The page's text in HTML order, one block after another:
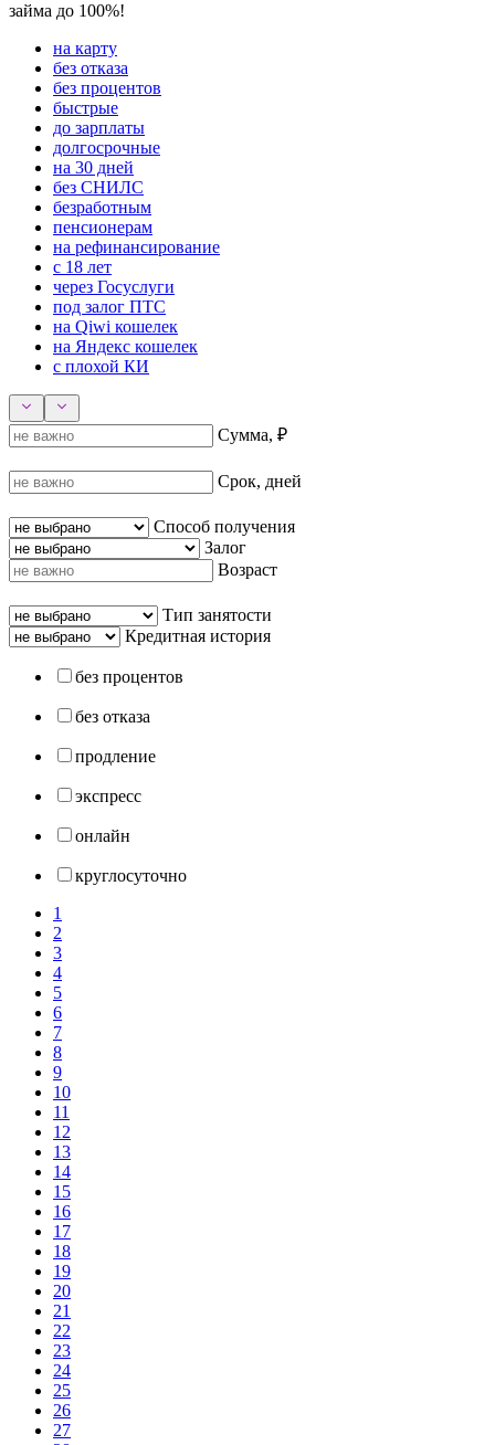
займа до 100%!
на карту
без отказа
без процентов
быстрые
до зарплаты
долгосрочные
на 30 дней
без СНИЛС
безработным
пенсионерам
на рефинансирование
с 18 лет
через Госуслуги
под залог ПТС
на Qiwi кошелек
на Яндекс кошелек
с плохой КИ
Сумма, ₽
Срок, дней
Способ получения
Залог
Возраст
Тип занятости
Кредитная история
без процентов
без отказа
продление
экспресс
онлайн
круглосуточно
1
2
3
4
5
6
7
8
9
10
11
12
13
14
15
16
17
18
19
20
21
22
23
24
25
26
27